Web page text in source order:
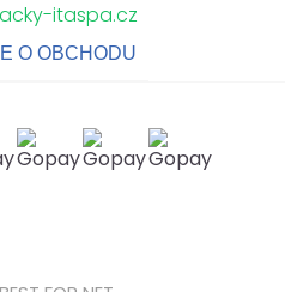
itaspa.cz
O OBCHODU